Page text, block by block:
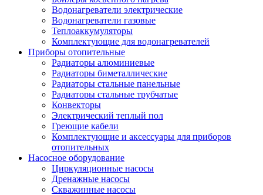
Водонагреватели электрические
Водонагреватели газовые
Теплоаккумуляторы
Комплектующие для водонагревателей
Приборы отопительные
Радиаторы алюминиевые
Радиаторы биметаллические
Радиаторы стальные панельные
Радиаторы стальные трубчатые
Конвекторы
Электрический теплый пол
Греющие кабели
Комплектующие и аксессуары для приборов
отопительных
Насосное оборудование
Циркуляционные насосы
Дренажные насосы
Скважинные насосы